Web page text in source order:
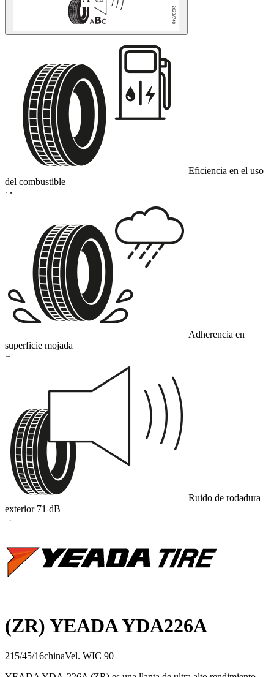
Eficiencia en el uso
del combustible
D
Adherencia en
superficie mojada
B
Ruido de rodadura
exterior 71 dB
B
(ZR) YEADA YDA226A
215/45/16chinaVel. WIC 90